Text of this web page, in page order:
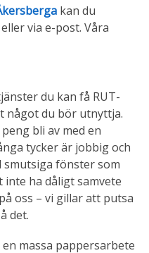
kan du
via e-post. Våra
du kan få RUT-
något du bör utnyttja.
bli av med en
tycker är jobbig och
fönster som
ha dåligt samvete
oss – vi gillar att putsa
det.
massa pappersarbete